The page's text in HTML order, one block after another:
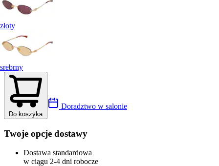
złoty
srebrny
Do koszyka
Doradztwo w salonie
Twoje opcje dostawy
Dostawa standardowa
w ciągu 2-4 dni robocze